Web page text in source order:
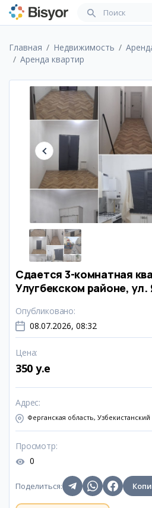
Главная Недвижимость
Аренда квартир
Сдается 3-комнатная
Улугбекском районе, ул.
Опубликовано:
08.07.2026, 08:32
Цена:
350 y.e
Адрес:
Ферганская область,
Просмотр:
0
Поделиться: